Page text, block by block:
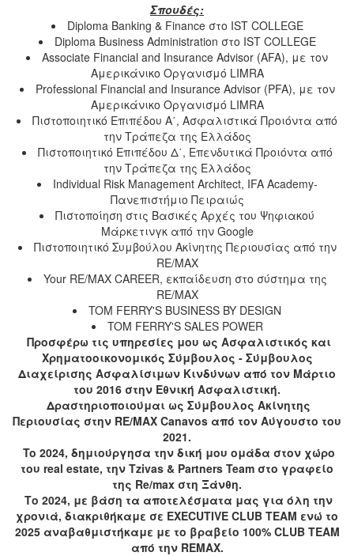
Σπουδές:
Diploma Banking & Finance στο IST COLLEGE
Diploma Business Administration στο IST COLLEGE
Associate Financial and Insurance Advisor (AFA), με τον
Αμερικάνικο Οργανισμό LIMRA
Professional Financial and Insurance Advisor (PFA), με τον
Αμερικάνικο Οργανισμό LIMRA
Πιστοποιητικό Επιπέδου Α΄, Ασφαλιστικά Προιόντα από
την Τράπεζα της Ελλάδος
Πιστοποιητικό Επιπέδου Δ΄, Επενδυτικά Προιόντα από
την Τράπεζα της Ελλάδος
Individual Risk Management Architect, IFA Academy-
Πανεπιστήμιο Πειραιώς
Πιστοποίηση στις Βασικές Αρχές του Ψηφιακού
Μάρκετινγκ από την Google
Πιστοποιητικό Συμβούλου Ακίνητης Περιουσίας από την
RE/MAX
Your RE/MAX CAREER, εκπαίδευση στο σύστημα της
RE/MAX
TOM FERRY'S BUSINESS BY DESIGN
TOM FERRY'S SALES POWER
Προσφέρω τις υπηρεσίες μου ως Ασφαλιστικός και
Χρηματοοικονομικός Σύμβουλος - Σύμβουλος
Διαχείρισης Ασφαλίσιμων Κινδύνων από τον Μάρτιο
του 2016 στην Εθνική Ασφαλιστική.
Δραστηριοποιούμαι ως Σύμβουλος Ακίνητης
Περιουσίας στην RE/MAX Canavos από τον Αύγουστο του
2021.
To 2024, δημιούργησα την δική μου ομάδα στον χώρο
του real estate, την Tzivas & Partners Team στο γραφείο
της Re/max στη Ξάνθη.
Το 2024, με βάση τα αποτελέσματα μας για όλη την
χρονιά, διακριθήκαμε σε EXECUTIVE CLUB TEAM ενώ το
2025 αναβαθμιστήκαμε με το βραβείο 100% CLUB TEAM
από την REMAX.